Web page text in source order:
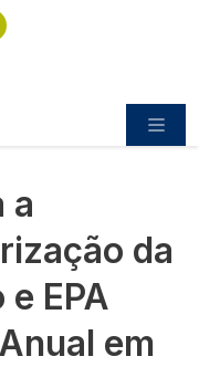
Valorização da
a
da
EPA
em